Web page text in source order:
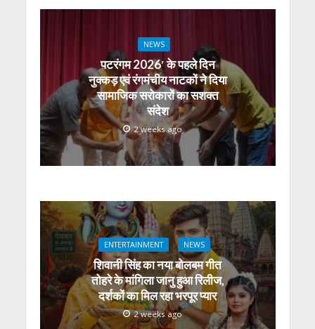
NEWS
पटरंगम 2026′ के पहले दिन
नुक्कड़ एवं रंगमंचीय नाटकों ने दिया
सामाजिक सरोकारों का सशक्त
संदेश
2 weeks ago
ENTERTAINMENT NEWS
शिवानी सिंह का नया बोलबम गीत
तोहरे के मांगिला जानु हुआ रिलीज,
दर्शकों का मिल रहा भरपूर प्यार
2 weeks ago